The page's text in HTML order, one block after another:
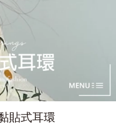
貼式耳環